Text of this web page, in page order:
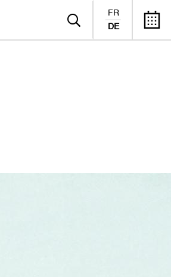
FR
DE